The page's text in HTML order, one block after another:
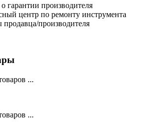
гарантии производителя
центр по ремонту инструмента
производителя
...
...